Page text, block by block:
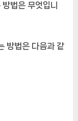
법은 무엇입니
방법은 다음과 같